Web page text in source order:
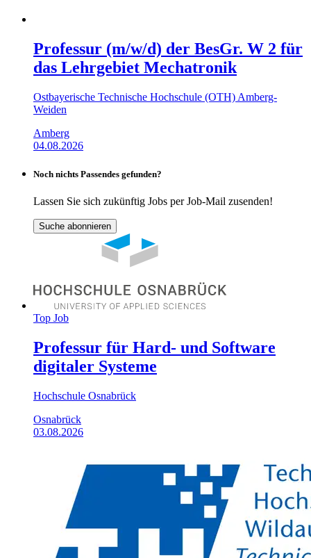
Professur (m/w/d) der BesGr. W 2 für
das Lehrgebiet Mechatronik
Ostbayerische Technische Hochschule (OTH) Amberg-
Weiden
Amberg
04.08.2026
Noch nichts Passendes gefunden?
Lassen Sie sich zukünftig Jobs per Job-Mail zusenden!
Suche abonnieren
Top Job
Professur für Hard- und Software
digitaler Systeme
Hochschule Osnabrück
Osnabrück
03.08.2026